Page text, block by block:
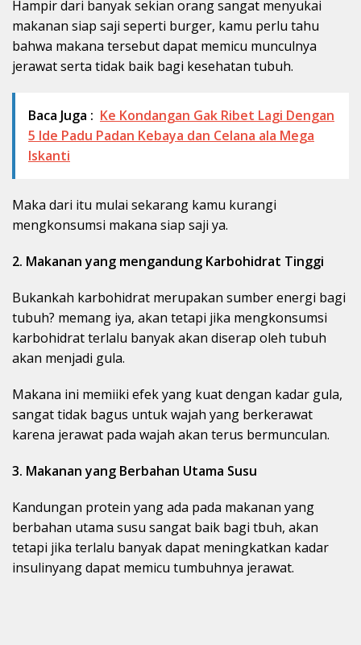
Hampir dari banyak sekian orang sangat menyukai
makanan siap saji seperti burger, kamu perlu tahu
bahwa makana tersebut dapat memicu munculnya
jerawat serta tidak baik bagi kesehatan tubuh.
Baca Juga : Ke Kondangan Gak Ribet Lagi Dengan
5 Ide Padu Padan Kebaya dan Celana ala Mega
Iskanti
Maka dari itu mulai sekarang kamu kurangi
mengkonsumsi makana siap saji ya.
2. Makanan yang mengandung Karbohidrat Tinggi
Bukankah karbohidrat merupakan sumber energi bagi
tubuh? memang iya, akan tetapi jika mengkonsumsi
karbohidrat terlalu banyak akan diserap oleh tubuh
akan menjadi gula.
Makana ini memiiki efek yang kuat dengan kadar gula,
sangat tidak bagus untuk wajah yang berkerawat
karena jerawat pada wajah akan terus bermunculan.
3. Makanan yang Berbahan Utama Susu
Kandungan protein yang ada pada makanan yang
berbahan utama susu sangat baik bagi tbuh, akan
tetapi jika terlalu banyak dapat meningkatkan kadar
insulinyang dapat memicu tumbuhnya jerawat.